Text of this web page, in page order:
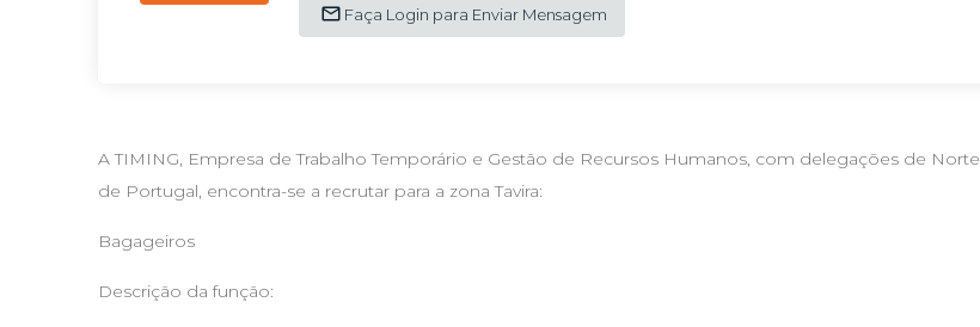
Faça Login para Enviar Mensagem
A TIMING, Empresa de Trabalho Temporário e Gestão de Recursos Humanos, com delegações de Norte
de Portugal, encontra-se a recrutar para a zona Tavira:
Bagageiros
Descrição da função: